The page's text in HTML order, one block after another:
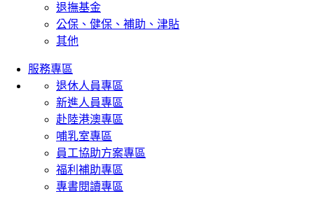
退撫基金
公保、健保、補助、津貼
其他
服務專區
退休人員專區
新進人員專區
赴陸港澳專區
哺乳室專區
員工協助方案專區
福利補助專區
專書閱讀專區